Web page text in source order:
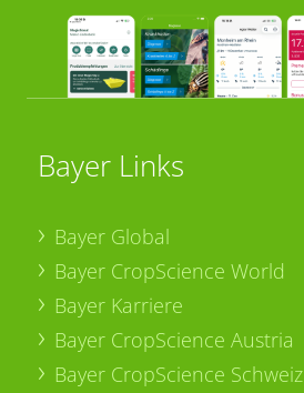
Bayer Links
Bayer Global
Bayer CropScience World
Bayer Karriere
Bayer CropScience Austria
Bayer CropScience Schweiz